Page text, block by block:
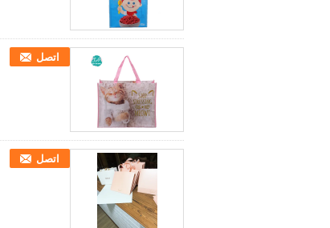
اتصل
اتصل